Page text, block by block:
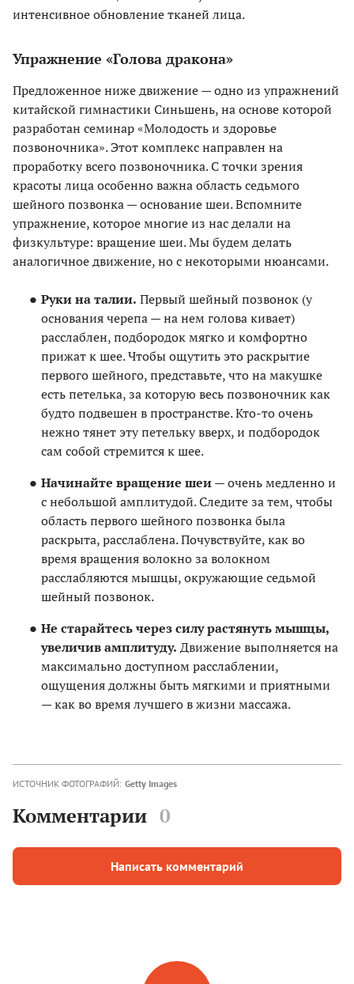
интенсивное обновление тканей лица.
Упражнение «Голова дракона»
Предложенное ниже движение — одно из упражнений
китайской гимнастики Синьшень, на основе которой
разработан семинар «Молодость и здоровье
позвоночника». Этот комплекс направлен на
проработку всего позвоночника. С точки зрения
красоты лица особенно важна область седьмого
шейного позвонка — основание шеи. Вспомните
упражнение, которое многие из нас делали на
физкультуре: вращение шеи. Мы будем делать
аналогичное движение, но с некоторыми нюансами.
Руки на талии. Первый шейный позвонок (у
основания черепа — на нем голова кивает)
расслаблен, подбородок мягко и комфортно
прижат к шее. Чтобы ощутить это раскрытие
первого шейного, представьте, что на макушке
есть петелька, за которую весь позвоночник как
будто подвешен в пространстве. Кто-то очень
нежно тянет эту петельку вверх, и подбородок
сам собой стремится к шее.
Начинайте вращение шеи— очень медленно и
с небольшой амплитудой. Следите за тем, чтобы
область первого шейного позвонка была
раскрыта, расслаблена. Почувствуйте, как во
время вращения волокно за волокном
расслабляются мышцы, окружающие седьмой
шейный позвонок.
Не старайтесь через силу растянуть мышцы,
увеличив амплитуду. Движение выполняется на
максимально доступном расслаблении,
ощущения должны быть мягкими и приятными
— как во время лучшего в жизни массажа.
ИСТОЧНИК ФОТОГРАФИЙ: Getty Images
Комментарии 0
Написать комментарий